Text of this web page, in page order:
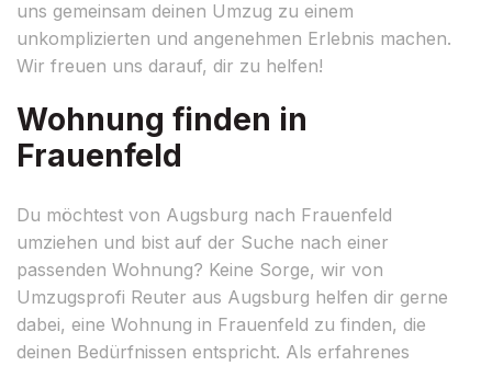
uns gemeinsam deinen Umzug zu einem
unkomplizierten und angenehmen Erlebnis machen.
Wir freuen uns darauf, dir zu helfen!
Wohnung finden in
Frauenfeld
Du möchtest von Augsburg nach Frauenfeld
umziehen und bist auf der Suche nach einer
passenden Wohnung? Keine Sorge, wir von
Umzugsprofi Reuter aus Augsburg helfen dir gerne
dabei, eine Wohnung in Frauenfeld zu finden, die
deinen Bedürfnissen entspricht. Als erfahrenes